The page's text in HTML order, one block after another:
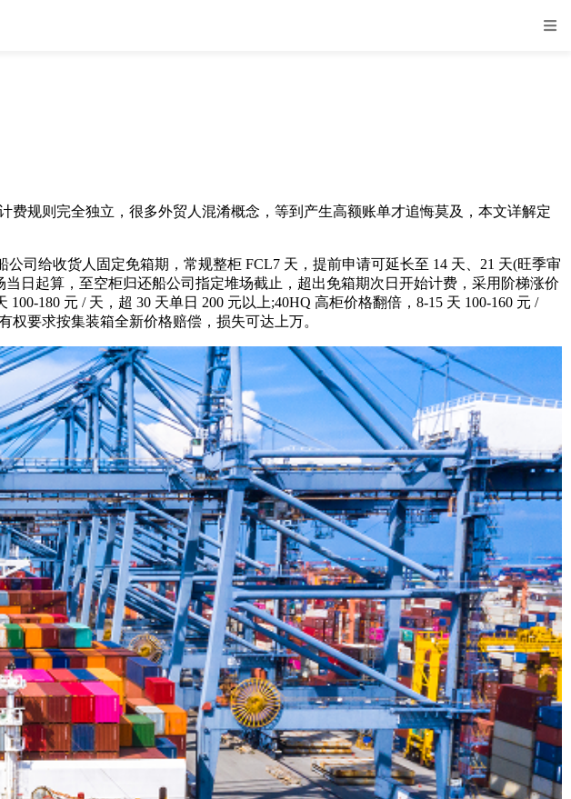
规则完全独立，很多外贸人混淆概念，等到产生高额账单才追悔莫及，本文详解定
司给收货人固定免箱期，常规整柜 FCL7 天，提前申请可延长至 14 天、21 天(旺季审
日起算，至空柜归还船公司指定堆场截止，超出免箱期次日开始计费，采用阶梯涨价
180 元 / 天，超 30 天单日 200 元以上;40HQ 高柜价格翻倍，8-15 天 100-160 元 /
权要求按集装箱全新价格赔偿，损失可达上万。